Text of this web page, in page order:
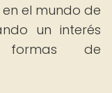
el mundo de
un interés
de